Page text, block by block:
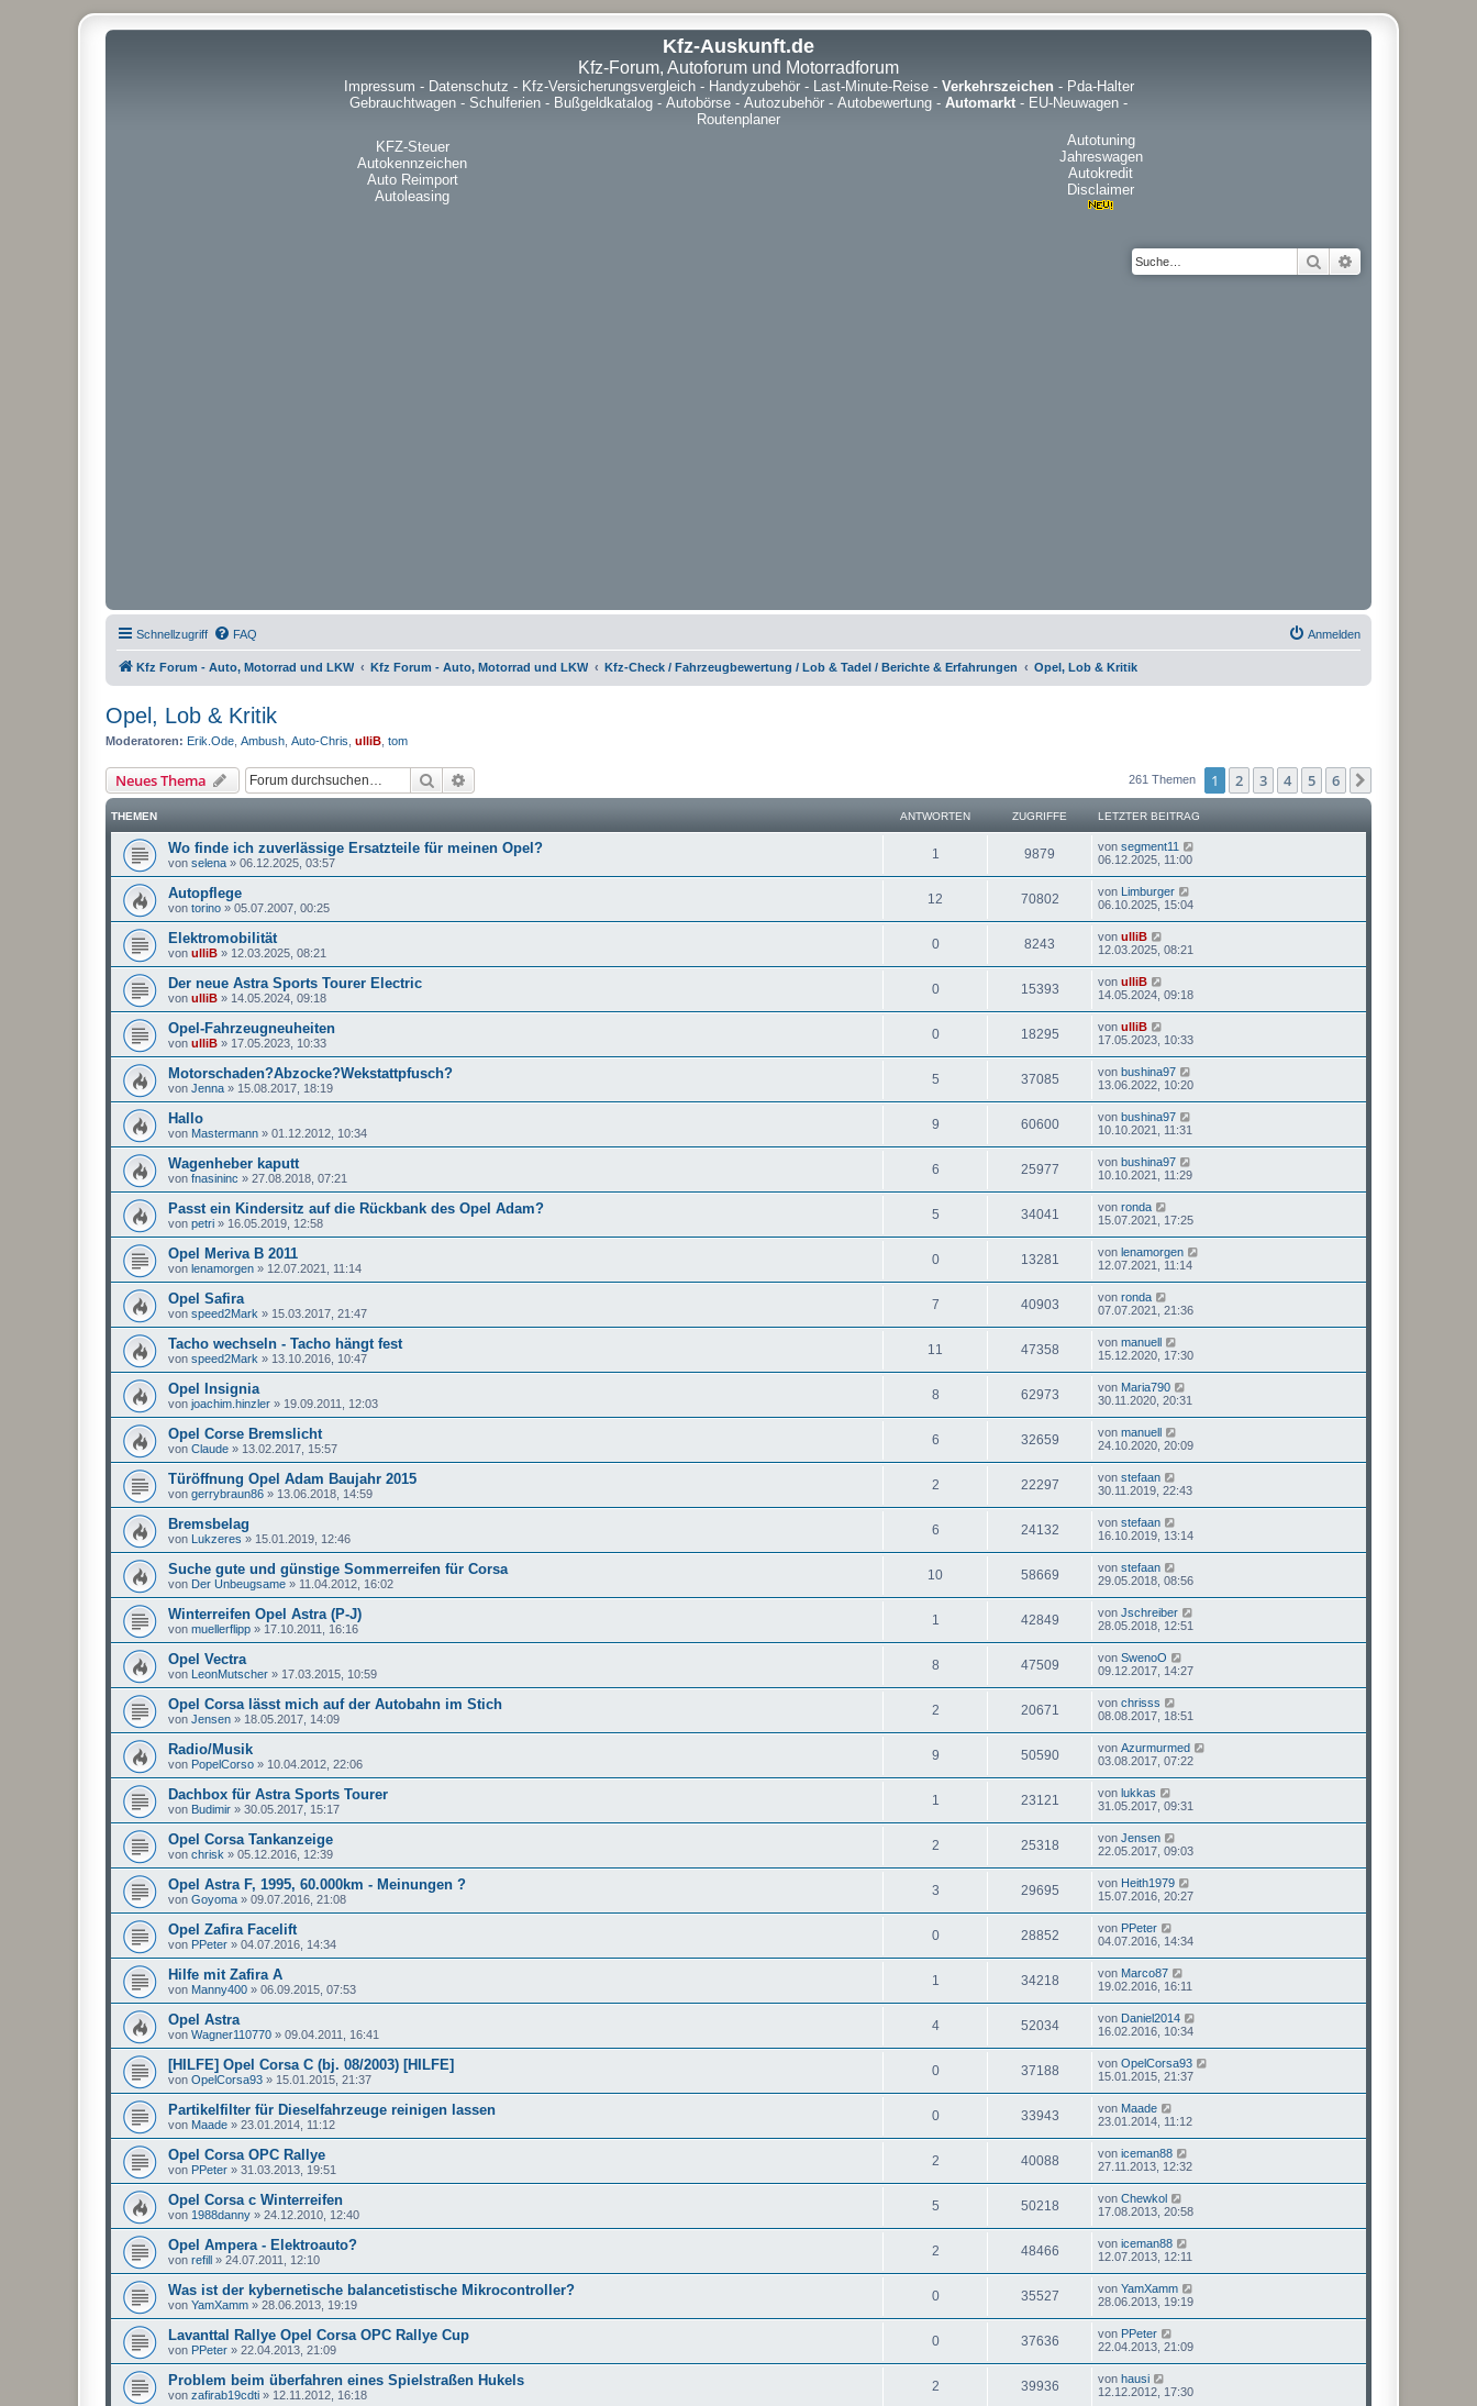
Kfz-Auskunft.de
Kfz-Forum, Autoforum und Motorradforum
Impressum - Datenschutz - Kfz-Versicherungsvergleich- Handyzubehör- Last-Minute-Reise- Verkehrszeichen- Pda-Halter
Gebrauchtwagen - Schulferien - Bußgeldkatalog - Autobörse - Autozubehör - Autobewertung - Automarkt - EU-Neuwagen -
Routenplaner
KFZ-Steuer
Autokennzeichen
Auto Reimport
Autoleasing
Autotuning
Jahreswagen
Autokredit
Disclaimer
Suche
Schnellzugriff FAQ Anmelden
Kfz Forum - Auto, Motorrad und LKW Kfz Forum - Auto, Motorrad und LKW Kfz-Check / Fahrzeugbewertung / Lob & Tadel / Berichte & Erfahrungen Opel, Lob & Kritik
Opel, Lob & Kritik
Moderatoren: Erik.Ode Ambush Auto-Chris ulliB tom
Neues Thema Suche 261 Themen 1 2 3 4 5 6
THEMEN ANTWORTEN ZUGRIFFE LETZTER BEITRAG
Wo finde ich zuverlässige Ersatzteile für meinen Opel?
von selena » 06.12.2025, 03:57
1 9879 von segment11
06.12.2025, 11:00
Autopflege
von torino » 05.07.2007, 00:25
12 70802 von Limburger
06.10.2025, 15:04
Elektromobilität
von ulliB » 12.03.2025, 08:21
0 8243 von ulliB
12.03.2025, 08:21
Der neue Astra Sports Tourer Electric
von ulliB » 14.05.2024, 09:18
0 15393 von ulliB
14.05.2024, 09:18
Opel-Fahrzeugneuheiten
von ulliB » 17.05.2023, 10:33
0 18295 von ulliB
17.05.2023, 10:33
Motorschaden?Abzocke?Wekstattpfusch?
von Jenna » 15.08.2017, 18:19
5 37085 von bushina97
13.06.2022, 10:20
Hallo
von Mastermann » 01.12.2012, 10:34
9 60600 von bushina97
10.10.2021, 11:31
Wagenheber kaputt
von fnasininc » 27.08.2018, 07:21
6 25977 von bushina97
10.10.2021, 11:29
Passt ein Kindersitz auf die Rückbank des Opel Adam?
von petri » 16.05.2019, 12:58
5 34041 von ronda
15.07.2021, 17:25
Opel Meriva B 2011
von lenamorgen » 12.07.2021, 11:14
0 13281 von lenamorgen
12.07.2021, 11:14
Opel Safira
von speed2Mark » 15.03.2017, 21:47
7 40903 von ronda
07.07.2021, 21:36
Tacho wechseln - Tacho hängt fest
von speed2Mark » 13.10.2016, 10:47
11 47358 von manuell
15.12.2020, 17:30
Opel Insignia
von joachim.hinzler » 19.09.2011, 12:03
8 62973 von Maria790
30.11.2020, 20:31
Opel Corse Bremslicht
von Claude » 13.02.2017, 15:57
6 32659 von manuell
24.10.2020, 20:09
Türöffnung Opel Adam Baujahr 2015
von gerrybraun86 » 13.06.2018, 14:59
2 22297 von stefaan
30.11.2019, 22:43
Bremsbelag
von Lukzeres » 15.01.2019, 12:46
6 24132 von stefaan
16.10.2019, 13:14
Suche gute und günstige Sommerreifen für Corsa
von Der Unbeugsame » 11.04.2012, 16:02
10 58669 von stefaan
29.05.2018, 08:56
Winterreifen Opel Astra (P-J)
von muellerflipp » 17.10.2011, 16:16
1 42849 von Jschreiber
28.05.2018, 12:51
Opel Vectra
von LeonMutscher » 17.03.2015, 10:59
8 47509 von SwenoO
09.12.2017, 14:27
Opel Corsa lässt mich auf der Autobahn im Stich
von Jensen » 18.05.2017, 14:09
2 20671 von chrisss
08.08.2017, 18:51
Radio/Musik
von PopelCorso » 10.04.2012, 22:06
9 50590 von Azurmurmed
03.08.2017, 07:22
Dachbox für Astra Sports Tourer
von Budimir » 30.05.2017, 15:17
1 23121 von lukkas
31.05.2017, 09:31
Opel Corsa Tankanzeige
von chrisk » 05.12.2016, 12:39
2 25318 von Jensen
22.05.2017, 09:03
Opel Astra F, 1995, 60.000km - Meinungen ?
von Goyoma » 09.07.2016, 21:08
3 29695 von Heith1979
15.07.2016, 20:27
Opel Zafira Facelift
von PPeter » 04.07.2016, 14:34
0 28852 von PPeter
04.07.2016, 14:34
Hilfe mit Zafira A
von Manny400 » 06.09.2015, 07:53
1 34218 von Marco87
19.02.2016, 16:11
Opel Astra
von Wagner110770 » 09.04.2011, 16:41
4 52034 von Daniel2014
16.02.2016, 10:34
[HILFE] Opel Corsa C (bj. 08/2003) [HILFE]
von OpelCorsa93 » 15.01.2015, 21:37
0 37188 von OpelCorsa93
15.01.2015, 21:37
Partikelfilter für Dieselfahrzeuge reinigen lassen
von Maade » 23.01.2014, 11:12
0 33943 von Maade
23.01.2014, 11:12
Opel Corsa OPC Rallye
von PPeter » 31.03.2013, 19:51
2 40088 von iceman88
27.11.2013, 12:32
Opel Corsa c Winterreifen
von 1988danny » 24.12.2010, 12:40
5 50218 von Chewkol
17.08.2013, 20:58
Opel Ampera - Elektroauto?
von refill » 24.07.2011, 12:10
2 48466 von iceman88
12.07.2013, 12:11
Was ist der kybernetische balancetistische Mikrocontroller?
von YamXamm » 28.06.2013, 19:19
0 35527 von YamXamm
28.06.2013, 19:19
Lavanttal Rallye Opel Corsa OPC Rallye Cup
von PPeter » 22.04.2013, 21:09
0 37636 von PPeter
22.04.2013, 21:09
Problem beim überfahren eines Spielstraßen Hukels
von zafirab19cdti » 12.11.2012, 16:18
2 39936 von hausi
12.12.2012, 17:30